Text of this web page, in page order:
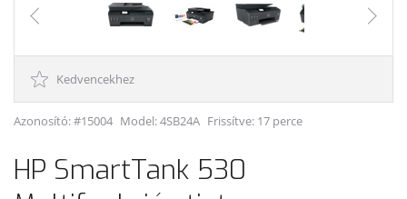
Kedvencekhez
Azonosító: #15004 Model:4SB24A Frissítve: 17 perce
HP SmartTank 530